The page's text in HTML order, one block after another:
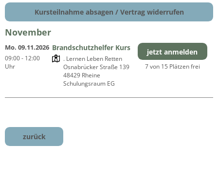
Kursteilnahme absagen / Vertrag widerrufen
November
Mo. 09.11.2026
09:00 - 12:00
Uhr
Brandschutzhelfer Kurs
. Lernen Leben Retten
Osnabrücker Straße 139
48429 Rheine
Schulungsraum EG
jetzt anmelden
7 von 15 Plätzen frei
zurück